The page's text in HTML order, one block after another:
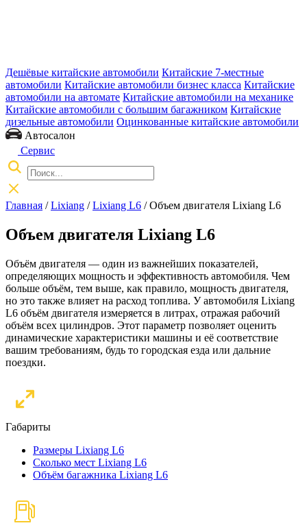
Дешёвые китайские автомобили Китайские 7-местные
автомобили Китайские автомобили бизнес класса Китайские
автомобили на автомате Китайские автомобили на механике
Китайские автомобили с большим багажником Китайские
дизельные автомобили Оцинкованные китайские автомобили
Автосалон
Сервис
Главная /Lixiang /Lixiang L6 / Объем двигателя Lixiang L6
Объем двигателя Lixiang L6
Объём двигателя — один из важнейших показателей,
определяющих мощность и эффективность автомобиля. Чем
больше объём, тем выше, как правило, мощность двигателя,
но это также влияет на расход топлива. У автомобиля Lixiang
L6 объём двигателя измеряется в литрах, отражая рабочий
объём всех цилиндров. Этот параметр позволяет оценить
динамические характеристики машины и её соответствие
вашим требованиям, будь то городская езда или дальние
поездки.
Габариты
Размеры Lixiang L6
Сколько мест Lixiang L6
Объём багажника Lixiang L6